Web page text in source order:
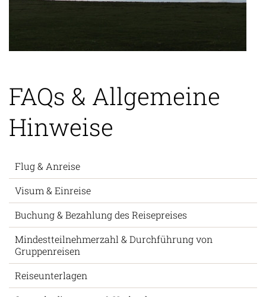
FAQs & Allgemeine
Hinweise
Flug & Anreise
Visum & Einreise
Buchung & Bezahlung des Reisepreises
Mindestteilnehmerzahl & Durchführung von
Gruppenreisen
Reiseunterlagen